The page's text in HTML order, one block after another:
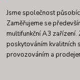
Jsme společnost
Zaměřujeme se
multifunkční A3 zařízení.
poskytováním kvalitních
provozováním a